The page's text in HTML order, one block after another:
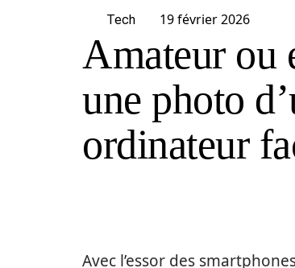
Tech 19 février 2026
Amateur ou
une photo
ordinateur
Avec l’essor des